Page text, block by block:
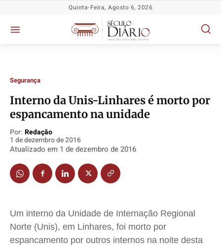
Socioeconômicas
TV Século
Justiça
Educação
Segurança
Saúde
Cidades
Direitos
Socioeconômicas
TV Século
Justiça
Educação
Segurança
Saúde
Cidades
Direitos
Socioeconômicas
TV Século
Justiça
Educação
Segurança
Saúde
Cidades
Direitos
Socioeconômicas
TV Século
Justiça
Educação
Segurança
Saúde
Cidades
Direitos
Quinta-Feira, Agosto 6, 2026
Segurança
Interno da Unis-Linhares é morto por
espancamento na unidade
Por: Redação
1 de dezembro de 2016
Atualizado em 1 de dezembro de 2016
Um interno da Unidade de Internação Regional
Norte (Unis), em Linhares, foi morto por
espancamento por outros internos na noite desta